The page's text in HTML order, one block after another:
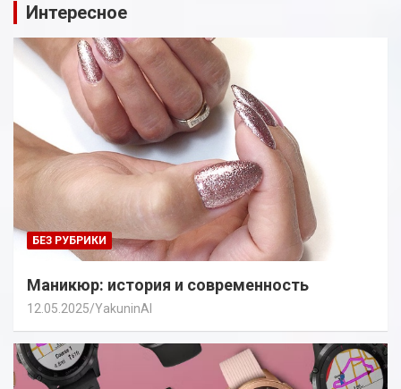
Интересное
БЕЗ РУБРИКИ
Маникюр: история и современность
12.05.2025 YakuninAI